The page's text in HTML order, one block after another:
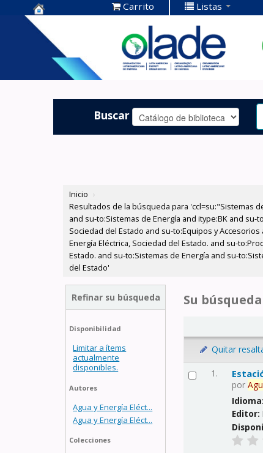
Centro de
Documentación
OLADE -
Carrito Listas
Buscar
Inicio ›
Resultados de la búsqueda para 'ccl=su:"Sistemas
and su-to:Sistemas de Energía and itype:BK and su-
Sociedad del Estado and su-to:Equipos y
Energía Eléctrica, Sociedad del Estado. and su-
Estado. and su-to:Sistemas de Energía and su-
del Estado'
Refinar su búsqueda
Disponibilidad
Limitar a ítems
actualmente
disponibles.
Autores
Agua y Energía Eléct...
Agua y Energía Eléct...
Colecciones
Su
Quitar
1.
por
Editor: